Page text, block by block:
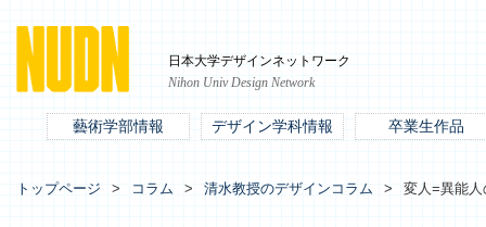
日本大学デザインネットワーク
Nihon Univ Design Network
藝術学部情報 デザイン学科情報 卒業生作品
トップページ コラム 清水教授のデザインコラム 変人=異能